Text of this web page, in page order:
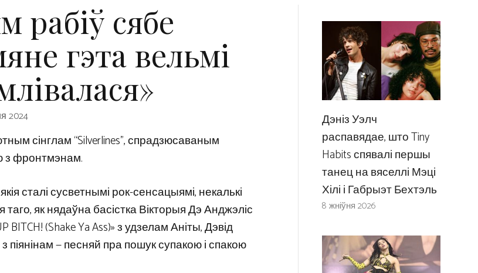
рабіў сябе
гэта вельмі
2024
сінглам “Silverlines”, спрадзюсаваным
з фронтмэнам.
сталі сусветнымі рок-сенсацыямі, некалькі
як нядаўна басістка Вікторыя Дэ Анджэліс
(Shake Ya Ass)» з удзелам Аніты, Дэвід
піянінам — песняй пра пошук супакою і спакою
Дэніз Уэлч
распавядае, што Tiny
Habits спявалі першы
танец на вяселлі Мэці
Хілі і Габрыэт Бехтэль
8 жніўня 2026